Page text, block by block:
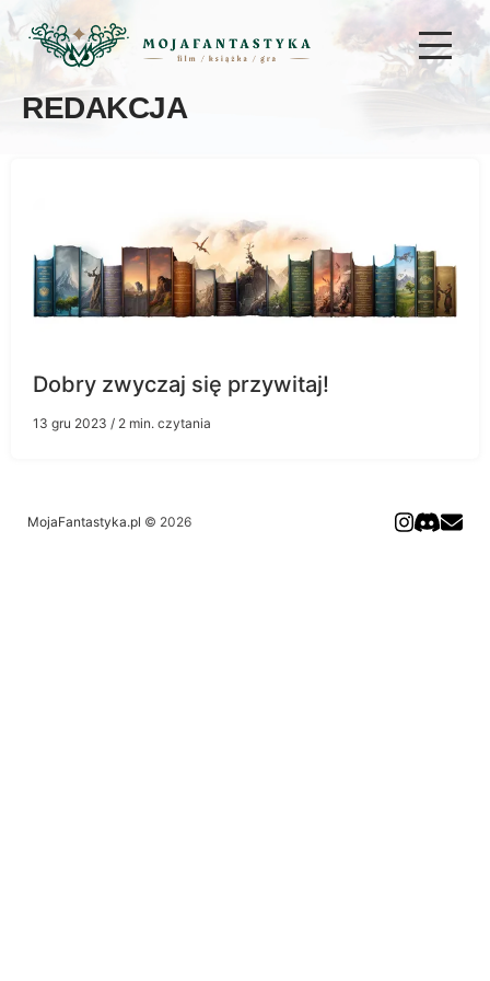
REDAKCJA
Dobry zwyczaj się przywitaj!
13 gru 2023 / 2 min. czytania
MojaFantastyka.pl © 2026